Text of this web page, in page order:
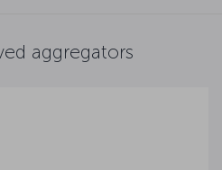
aggregators